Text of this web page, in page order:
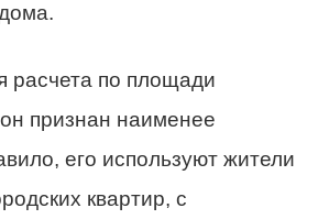
расчета по площади
признан наименее
его используют жители
квартир, с